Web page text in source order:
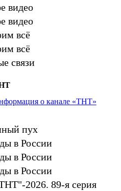
видео
видео
всё
всё
связи
о канале «ТНТ»
пух
в России
в России
в России
2026. 89-я серия